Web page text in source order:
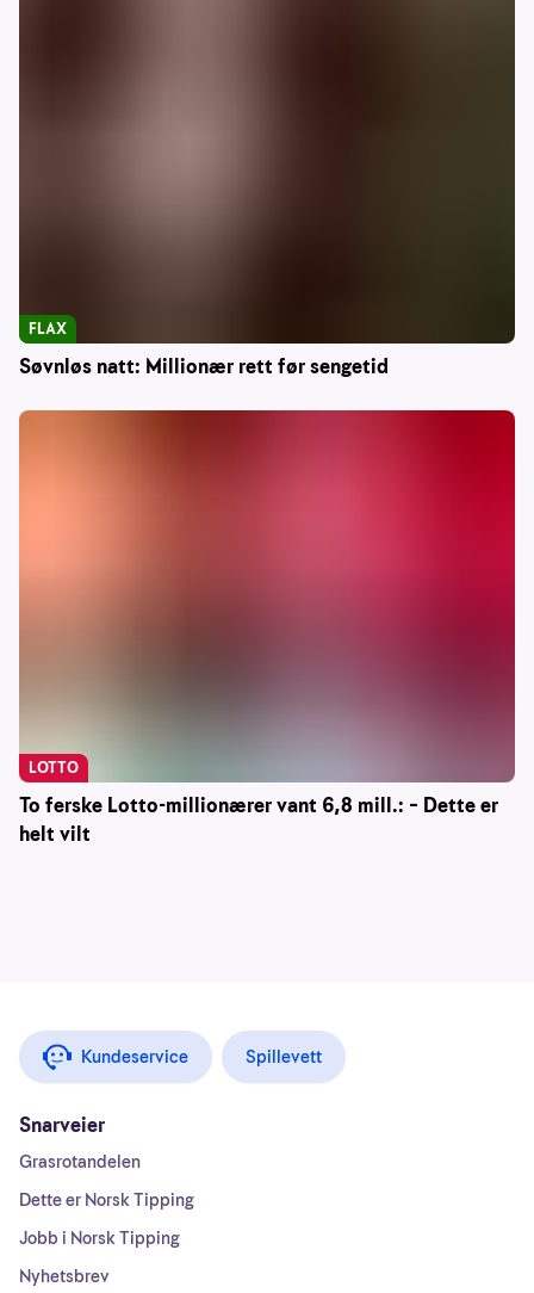
Søvnløs natt: Millionær rett før sengetid
FLAX
To ferske Lotto-millionærer vant 6,8 mill.: – Dette er
helt vilt
LOTTO
Kundeservice Spillevett
Snarveier
Grasrotandelen
Dette er Norsk Tipping
Jobb i Norsk Tipping
Nyhetsbrev